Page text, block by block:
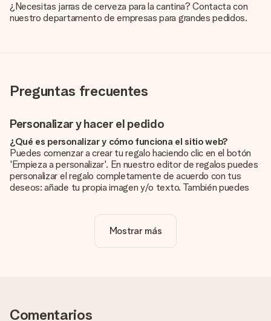
¿Necesitas jarras de cerveza para la cantina? Contacta con
nuestro departamento de empresas para grandes pedidos.
Preguntas frecuentes
Personalizar y hacer el pedido
¿Qué es personalizar y cómo funciona el sitio web?
Puedes comenzar a crear tu regalo haciendo clic en el botón
'Empieza a personalizar'. En nuestro editor de regalos puedes
personalizar el regalo completamente de acuerdo con tus
deseos: añade tu propia imagen y/o texto. También puedes
¿La personalización está incluida en el precio?
El precio que se muestra en el sitio web incluye la
satisfecho con tu regalo. Por eso es importante utilizar fotos
Mostrar más
Comentarios